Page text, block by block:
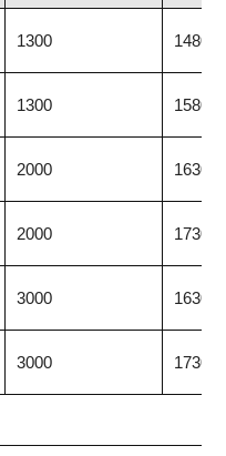
1300 1480
1300 1580
2000 1630
2000 1730
3000 1630
3000 1730